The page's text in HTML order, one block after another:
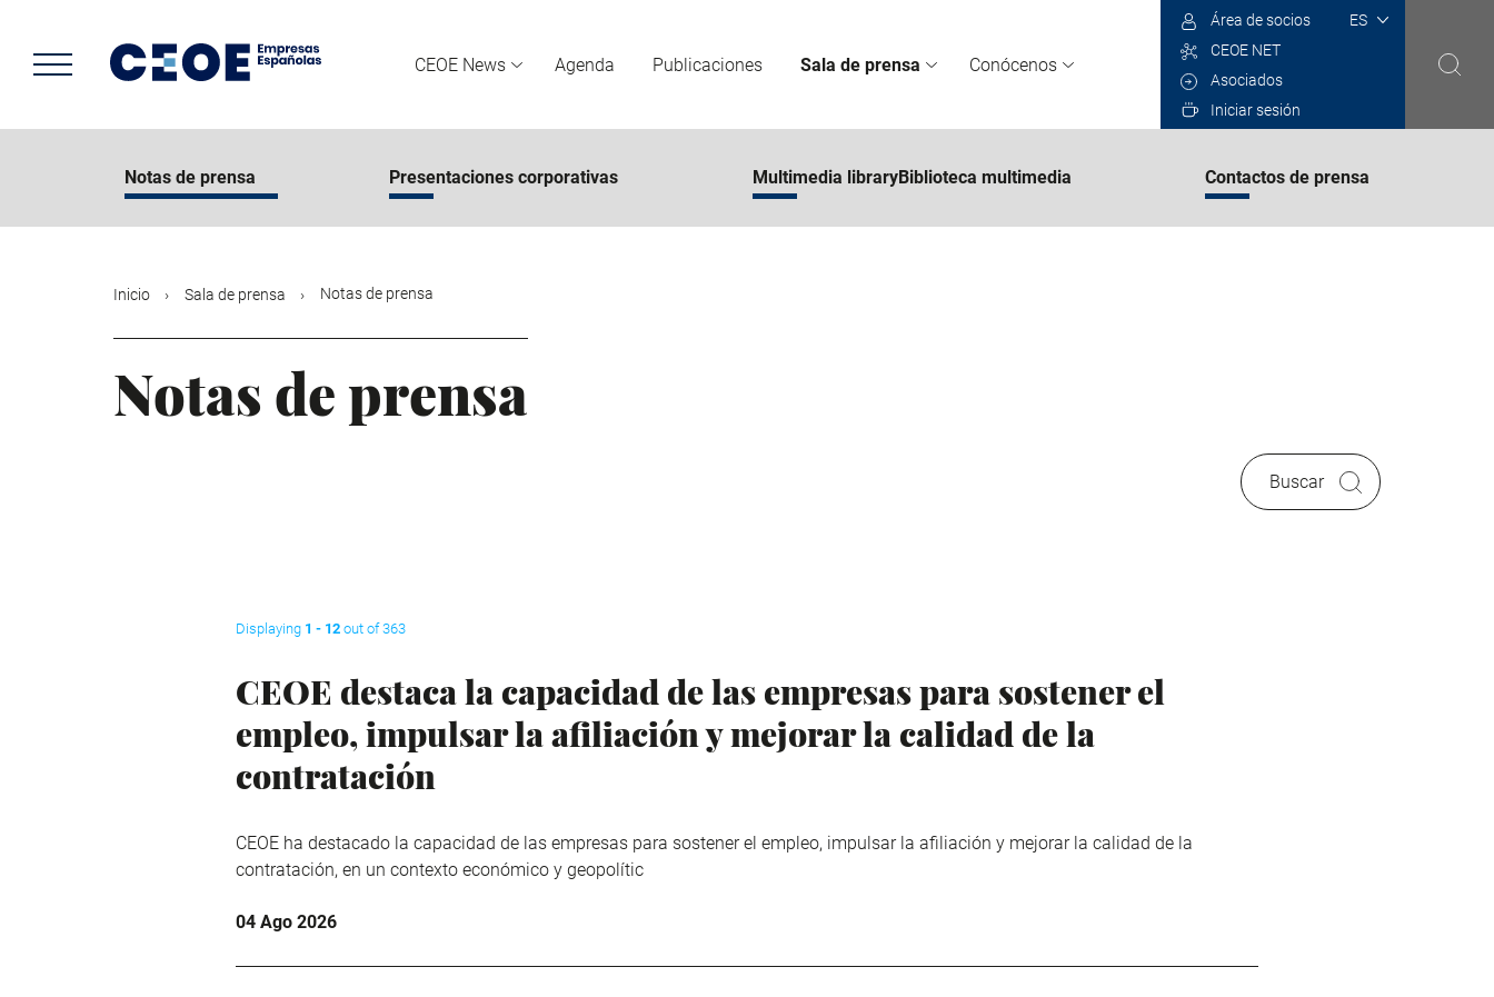
contenido
principal
CEOE News Agenda Publicaciones Sala de prensa Conócenos
Select
Área de socios
CEOE NET
Asociados
Iniciar sesión
Notas de prensa Presentaciones corporativas Multimedia libraryBiblioteca multimedia Contactos de prensa
Inicio Sala de prensa Notas de prensa
Notas de prensa
Buscar
Displaying 1 - 12 out of 363
CEOE destaca la capacidad de las empresas para sostener el
empleo, impulsar la afiliación y mejorar la calidad de la
contratación
CEOE ha destacado la capacidad de las empresas para sostener el empleo, impulsar la afiliación y mejorar la calidad de la
contratación, en un contexto económico y geopolític
04 Ago 2026